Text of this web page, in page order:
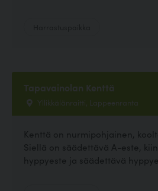
Tapavainolan Kenttä
Yllikkälänraitti, Lappeenranta
Kenttä on nurmipohjainen,
Siellä on säädettävä A-este,
hyppyeste ja säädettävä